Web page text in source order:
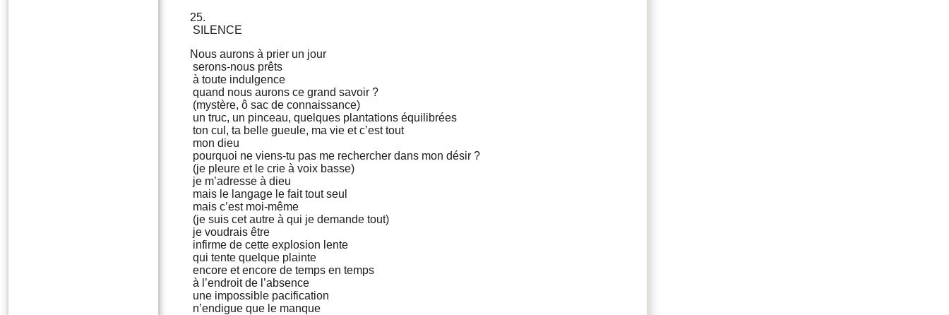
25.
SILENCE
Nous aurons à prier un jour
serons-nous prêts
à toute indulgence
quand nous aurons ce grand savoir ?
(mystère, ô sac de connaissance)
un truc, un pinceau, quelques plantations équilibrées
ton cul, ta belle gueule, ma vie et c’est tout
mon dieu
pourquoi ne viens-tu pas me rechercher dans mon désir ?
(je pleure et le crie à voix basse)
je m’adresse à dieu
mais le langage le fait tout seul
mais c’est moi-même
(je suis cet autre à qui je demande tout)
je voudrais être
infirme de cette explosion lente
qui tente quelque plainte
encore et encore de temps en temps
à l’endroit de l’absence
une impossible pacification
n’endigue que le manque